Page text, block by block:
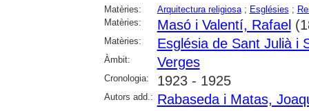
Matèries: Arquitectura religiosa; Esglésies ;
Matèries:
Masó i Valentí, Rafael
Matèries: Església de Sant Julià i
Àmbit: Verges
Cronologia: 1923 - 1925
Autors add.: Rabaseda i Matas,